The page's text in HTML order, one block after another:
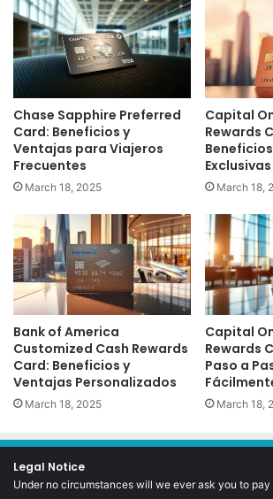
Chase Sapphire Preferred
Card: Beneficios y
Ventajas para Viajeros
Frecuentes
March 18, 2025
Capital
Rewards
Exclusivas
March 18,
Bank of America
Customized Cash Rewards
Card: Beneficios y
Ventajas Personalizados
March 18, 2025
Capital
Rewards
Paso a
March 18,
Legal Notice
Under no circumstances will we ever ask you to